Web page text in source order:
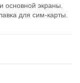
основной экраны.
для сим-карты.